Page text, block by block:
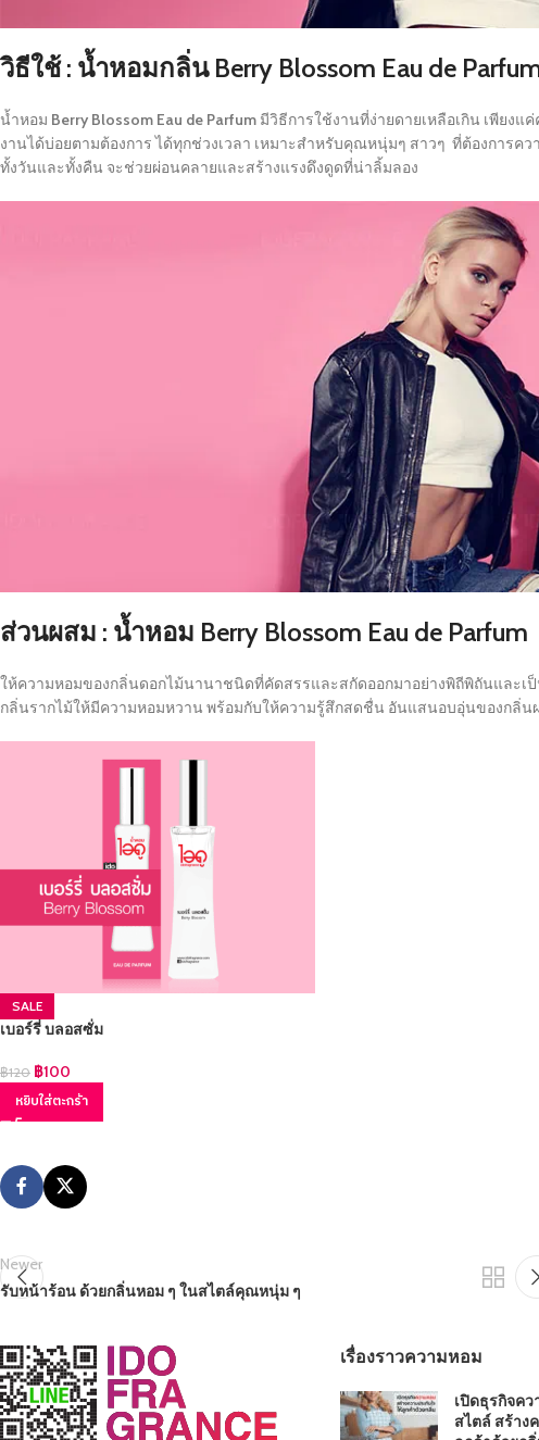
วิธีใช้ : น้ำหอมกลิ่น Berry Blossom Eau de
น้ำหอม Berry Blossom Eau de Parfum มีวิธีการใช้งานที่ง่ายดายเหลือเกิน เพียง
งานได้บ่อยตามต้องการ ได้ทุกช่วงเวลา เหมาะสำหรับคุณหนุ่มๆ สาวๆ ที่ต้องการ
ทั้งวันและทั้งคืน จะช่วยผ่อนคลายและสร้างแรงดึงดูดที่น่าลิ้มลอง
ส่วนผสม : น้ำหอม Berry Blossom Eau de Parfum
ให้ความหอมของกลิ่นดอกไม้นานาชนิดที่คัดสรรและสกัดออกมาอย่างพิถีพิถันและ
กลิ่นรากไม้ให้มีความหอมหวาน พร้อมกับให้ความรู้สึกสดชื่น อันแสนอบอุ่นของกลิ่นผ
SALE
เบอร์รี่ บลอสซั่ม
฿120 ฿100
หยิบใส่ตะกร้า
Newer
รับหน้าร้อน ด้วยกลิ่นหอม ๆ ในสไตล์คุณหนุ่ม ๆ
เรื่องราวความหอม
เปิดธุรกิจค
สไตล์ สร้าง